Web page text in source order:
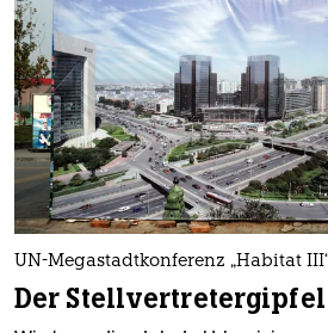
UN-Megastadtkonferenz „Habitat
Der Stellvertretergipfel